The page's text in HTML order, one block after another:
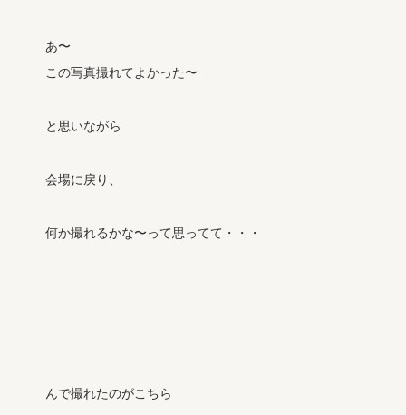
あ〜
この写真撮れてよかった〜
と思いながら
会場に戻り、
何か撮れるかな〜って思ってて・・・
んで撮れたのがこちら